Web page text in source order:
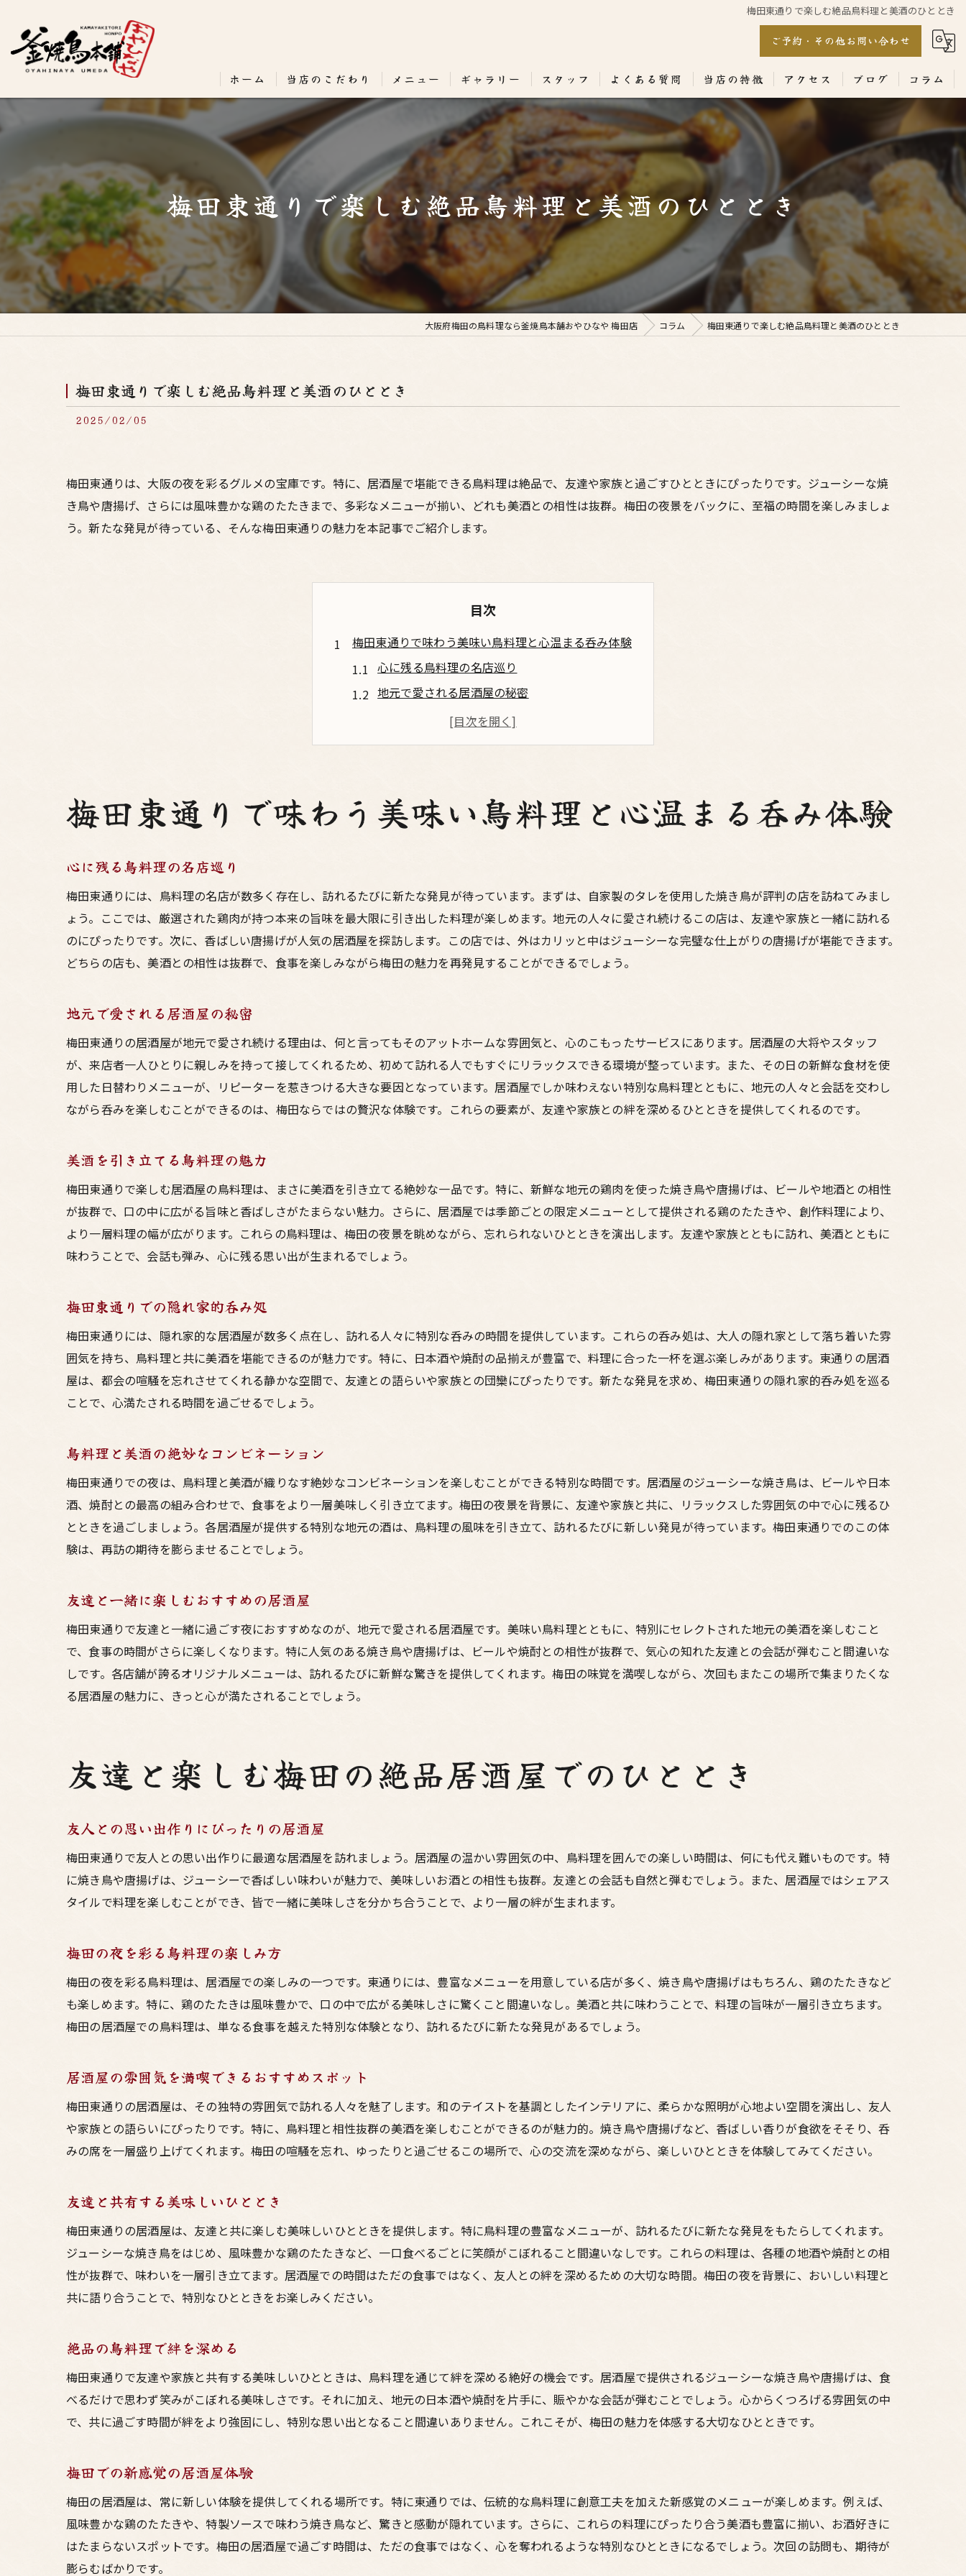
梅田東通りで楽しむ絶品鳥料理と美酒のひととき
ご予約・その他お問い合わせ
ホーム 当店のこだわり メニュー ギャラリー スタッフ よくある質問 当店の特徴
居酒屋
専門店
ランチ
テイクアウト
コース
アクセス ブログ コラム
梅田東通りで楽しむ絶品鳥料理と美酒のひととき
大阪府梅田の鳥料理なら釜焼鳥本舗おやひなや 梅田店 コラム 梅田東通りで楽しむ絶品鳥料理と美酒のひととき
梅田東通りで楽しむ絶品鳥料理と美酒のひととき
2025/02/05
梅田東通りは、大阪の夜を彩るグルメの宝庫です。特に、居酒屋で堪能できる鳥料理は絶品で、友達や家族と過ごすひとときにぴったりです。ジューシーな焼
き鳥や唐揚げ、さらには風味豊かな鶏のたたきまで、多彩なメニューが揃い、どれも美酒との相性は抜群。梅田の夜景をバックに、至福の時間を楽しみましょ
う。新たな発見が待っている、そんな梅田東通りの魅力を本記事でご紹介します。
目次
梅田東通りで味わう美味い鳥料理と心温まる呑み体験
心に残る鳥料理の名店巡り
地元で愛される居酒屋の秘密
美酒を引き立てる鳥料理の魅力
梅田東通りでの隠れ家的呑み処
友達と楽しむ梅田の絶品居酒屋でのひととき
居酒屋の雰囲気を満喫できるおすすめスポット
友達と共有する美味しいひととき
絶品の鳥料理で絆を深める
梅田での新感覚の居酒屋体験
子どもも大満足の鳥料理メニュー
ファミリー向けの居酒屋選び
安心して楽しめる居酒屋の工夫
絆を深める美味しい鳥料理
鳥料理を味わい尽くす呑みのコツ
達人おすすめの隠れた名店
呑みのプロが教える美酒の選び方
梅田東通りの夜景と共に味わう美味しい鳥料理の旅
夜景が美しい居酒屋の楽しみ方
夜景と相性抜群の居酒屋選び
居酒屋好き必見！梅田で見つける美味い鳥料理の秘密
プロが推薦する居酒屋の選び方
居酒屋で楽しむ鳥料理の新しい一面
美味い鳥料理の裏にある工夫
梅田で家族と過ごす最高の居酒屋体験
子ども連れでも安心の居酒屋ガイド
居酒屋で家族と過ごす至福の時間
梅田東通りで発見！本当に美味い鳥料理と絶品のお酒
一度は訪れたい鳥料理の隠れ家
梅田でしか味わえない鳥料理の旅
新たな味覚に出会える居酒屋スポット
鳥料理ファン必見の注目居酒屋
梅田東通りで味わう美味い鳥料理と心温まる呑み体験
心に残る鳥料理の名店巡り
梅田東通りには、鳥料理の名店が数多く存在し、訪れるたびに新たな発見が待っています。まずは、自家製のタレを使用した焼き鳥が評判の店を訪ねてみまし
ょう。ここでは、厳選された鶏肉が持つ本来の旨味を最大限に引き出した料理が楽しめます。地元の人々に愛され続けるこの店は、友達や家族と一緒に訪れる
のにぴったりです。次に、香ばしい唐揚げが人気の居酒屋を探訪します。この店では、外はカリッと中はジューシーな完璧な仕上がりの唐揚げが堪能できます。
どちらの店も、美酒との相性は抜群で、食事を楽しみながら梅田の魅力を再発見することができるでしょう。
地元で愛される居酒屋の秘密
梅田東通りの居酒屋が地元で愛され続ける理由は、何と言ってもそのアットホームな雰囲気と、心のこもったサービスにあります。居酒屋の大将やスタッフ
が、来店者一人ひとりに親しみを持って接してくれるため、初めて訪れる人でもすぐにリラックスできる環境が整っています。また、その日の新鮮な食材を使
用した日替わりメニューが、リピーターを惹きつける大きな要因となっています。居酒屋でしか味わえない特別な鳥料理とともに、地元の人々と会話を交わし
ながら呑みを楽しむことができるのは、梅田ならではの贅沢な体験です。これらの要素が、友達や家族との絆を深めるひとときを提供してくれるのです。
美酒を引き立てる鳥料理の魅力
梅田東通りで楽しむ居酒屋の鳥料理は、まさに美酒を引き立てる絶妙な一品です。特に、新鮮な地元の鶏肉を使った焼き鳥や唐揚げは、ビールや地酒との相性
が抜群で、口の中に広がる旨味と香ばしさがたまらない魅力。さらに、居酒屋では季節ごとの限定メニューとして提供される鶏のたたきや、創作料理により、
より一層料理の幅が広がります。これらの鳥料理は、梅田の夜景を眺めながら、忘れられないひとときを演出します。友達や家族とともに訪れ、美酒とともに
味わうことで、会話も弾み、心に残る思い出が生まれるでしょう。
梅田東通りでの隠れ家的呑み処
梅田東通りには、隠れ家的な居酒屋が数多く点在し、訪れる人々に特別な呑みの時間を提供しています。これらの呑み処は、大人の隠れ家として落ち着いた雰
囲気を持ち、鳥料理と共に美酒を堪能できるのが魅力です。特に、日本酒や焼酎の品揃えが豊富で、料理に合った一杯を選ぶ楽しみがあります。東通りの居酒
屋は、都会の喧騒を忘れさせてくれる静かな空間で、友達との語らいや家族との団欒にぴったりです。新たな発見を求め、梅田東通りの隠れ家的呑み処を巡る
ことで、心満たされる時間を過ごせるでしょう。
鳥料理と美酒の絶妙なコンビネーション
梅田東通りでの夜は、鳥料理と美酒が織りなす絶妙なコンビネーションを楽しむことができる特別な時間です。居酒屋のジューシーな焼き鳥は、ビールや日本
酒、焼酎との最高の組み合わせで、食事をより一層美味しく引き立てます。梅田の夜景を背景に、友達や家族と共に、リラックスした雰囲気の中で心に残るひ
とときを過ごしましょう。各居酒屋が提供する特別な地元の酒は、鳥料理の風味を引き立て、訪れるたびに新しい発見が待っています。梅田東通りでのこの体
験は、再訪の期待を膨らませることでしょう。
友達と一緒に楽しむおすすめの居酒屋
梅田東通りで友達と一緒に過ごす夜におすすめなのが、地元で愛される居酒屋です。美味い鳥料理とともに、特別にセレクトされた地元の美酒を楽しむこと
で、食事の時間がさらに楽しくなります。特に人気のある焼き鳥や唐揚げは、ビールや焼酎との相性が抜群で、気心の知れた友達との会話が弾むこと間違いな
しです。各店舗が誇るオリジナルメニューは、訪れるたびに新鮮な驚きを提供してくれます。梅田の味覚を満喫しながら、次回もまたこの場所で集まりたくな
る居酒屋の魅力に、きっと心が満たされることでしょう。
友達と楽しむ梅田の絶品居酒屋でのひととき
友人との思い出作りにぴったりの居酒屋
梅田東通りで友人との思い出作りに最適な居酒屋を訪れましょう。居酒屋の温かい雰囲気の中、鳥料理を囲んでの楽しい時間は、何にも代え難いものです。特
に焼き鳥や唐揚げは、ジューシーで香ばしい味わいが魅力で、美味しいお酒との相性も抜群。友達との会話も自然と弾むでしょう。また、居酒屋ではシェアス
タイルで料理を楽しむことができ、皆で一緒に美味しさを分かち合うことで、より一層の絆が生まれます。
梅田の夜を彩る鳥料理の楽しみ方
梅田の夜を彩る鳥料理は、居酒屋での楽しみの一つです。東通りには、豊富なメニューを用意している店が多く、焼き鳥や唐揚げはもちろん、鶏のたたきなど
も楽しめます。特に、鶏のたたきは風味豊かで、口の中で広がる美味しさに驚くこと間違いなし。美酒と共に味わうことで、料理の旨味が一層引き立ちます。
梅田の居酒屋での鳥料理は、単なる食事を越えた特別な体験となり、訪れるたびに新たな発見があるでしょう。
居酒屋の雰囲気を満喫できるおすすめスポット
梅田東通りの居酒屋は、その独特の雰囲気で訪れる人々を魅了します。和のテイストを基調としたインテリアに、柔らかな照明が心地よい空間を演出し、友人
や家族との語らいにぴったりです。特に、鳥料理と相性抜群の美酒を楽しむことができるのが魅力的。焼き鳥や唐揚げなど、香ばしい香りが食欲をそそり、呑
みの席を一層盛り上げてくれます。梅田の喧騒を忘れ、ゆったりと過ごせるこの場所で、心の交流を深めながら、楽しいひとときを体験してみてください。
友達と共有する美味しいひととき
梅田東通りの居酒屋は、友達と共に楽しむ美味しいひとときを提供します。特に鳥料理の豊富なメニューが、訪れるたびに新たな発見をもたらしてくれます。
ジューシーな焼き鳥をはじめ、風味豊かな鶏のたたきなど、一口食べるごとに笑顔がこぼれること間違いなしです。これらの料理は、各種の地酒や焼酎との相
性が抜群で、味わいを一層引き立てます。居酒屋での時間はただの食事ではなく、友人との絆を深めるための大切な時間。梅田の夜を背景に、おいしい料理と
共に語り合うことで、特別なひとときをお楽しみください。
絶品の鳥料理で絆を深める
梅田東通りで友達や家族と共有する美味しいひとときは、鳥料理を通じて絆を深める絶好の機会です。居酒屋で提供されるジューシーな焼き鳥や唐揚げは、食
べるだけで思わず笑みがこぼれる美味しさです。それに加え、地元の日本酒や焼酎を片手に、賑やかな会話が弾むことでしょう。心からくつろげる雰囲気の中
で、共に過ごす時間が絆をより強固にし、特別な思い出となること間違いありません。これこそが、梅田の魅力を体感する大切なひとときです。
梅田での新感覚の居酒屋体験
梅田の居酒屋は、常に新しい体験を提供してくれる場所です。特に東通りでは、伝統的な鳥料理に創意工夫を加えた新感覚のメニューが楽しめます。例えば、
風味豊かな鶏のたたきや、特製ソースで味わう焼き鳥など、驚きと感動が隠れています。さらに、これらの料理にぴったり合う美酒も豊富に揃い、お酒好きに
はたまらないスポットです。梅田の居酒屋で過ごす時間は、ただの食事ではなく、心を奪われるような特別なひとときになるでしょう。次回の訪問も、期待が
膨らむばかりです。